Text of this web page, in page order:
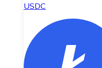
USDC